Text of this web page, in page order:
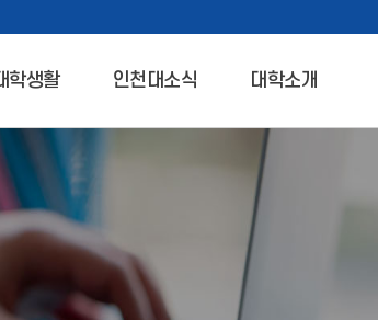
학생활 인천대소식 대학소개